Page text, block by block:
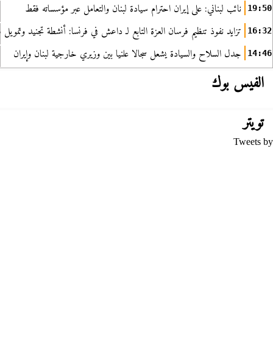
19:50 نائب لبناني: على إيران احترام سيادة لبنان والتعامل عبر مؤسساته فقط
16:32 تزايد نفوذ تنظيم فرسان العزة التابع لـ داعش في فرنسا: أنشطة تجنيد
14:46 جدل السلاح والسيادة يشعل سجالا علنيا بين وزيري خارجية لبنان وإيران
الفيس بوك
تويتر
Tweets by